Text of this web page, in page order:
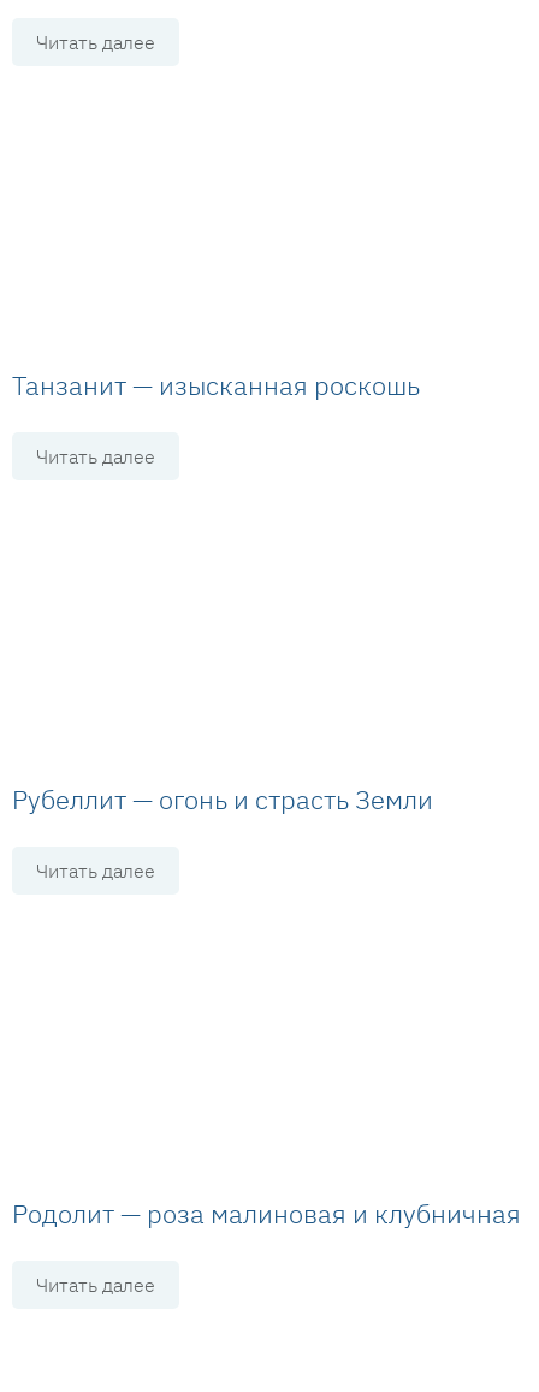
Читать далее
Танзанит — изысканная роскошь
Читать далее
Рубеллит — огонь и страсть Земли
Читать далее
Родолит — роза малиновая и клубничная
Читать далее